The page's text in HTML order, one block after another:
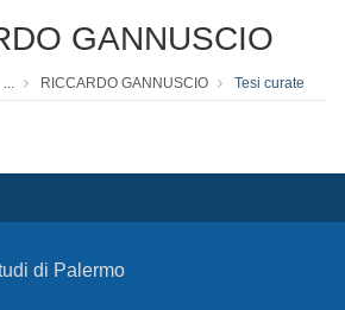
GANNUSCIO
... RICCARDO GANNUSCIO Tesi curate
di Palermo